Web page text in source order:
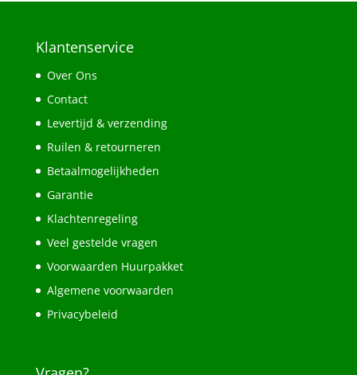
Klantenservice
Over Ons
Contact
Levertijd & verzending
Ruilen & retourneren
Betaalmogelijkheden
Garantie
Klachtenregeling
Veel gestelde vragen
Voorwaarden Huurpakket
Algemene voorwaarden
Privacybeleid